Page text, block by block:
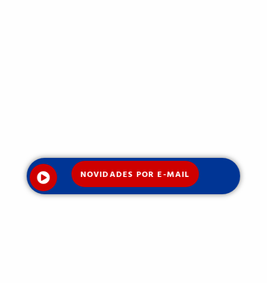
NOVIDADES POR E-MAIL